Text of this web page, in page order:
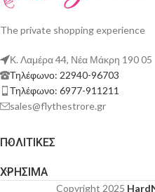
The private shopping experience
Κ. Λαμέρα 44, Νέα Μάκρη 190 05
Τηλέφωνο: 22940-96703
Τηλέφωνο: 6977-911211
sales@flythestrore.gr
ΠΟΛΙΤΙΚΕΣ
ΧΡΗΣΙΜΑ
Copyright 2025